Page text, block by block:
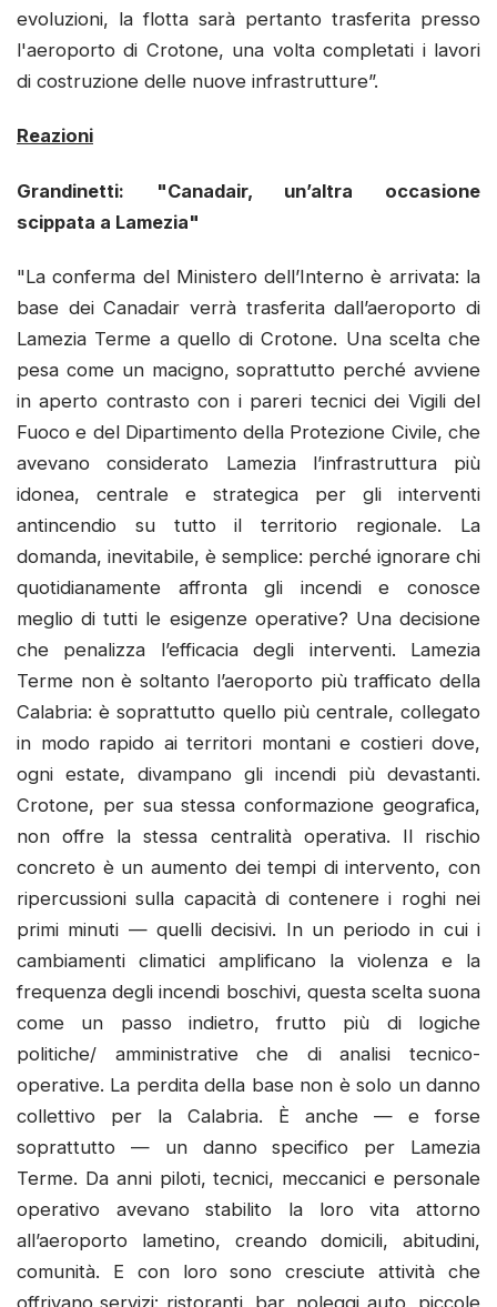
evoluzioni, la flotta sarà pertanto trasferita presso
l'aeroporto di Crotone, una volta completati i lavori
di costruzione delle nuove infrastrutture”.
Reazioni
Grandinetti: "Canadair, un’altra occasione
scippata a Lamezia"
"La conferma del Ministero dell’Interno è arrivata: la
base dei Canadair verrà trasferita dall’aeroporto di
Lamezia Terme a quello di Crotone. Una scelta che
pesa come un macigno, soprattutto perché avviene
in aperto contrasto con i pareri tecnici dei Vigili del
Fuoco e del Dipartimento della Protezione Civile, che
avevano considerato Lamezia l’infrastruttura più
idonea, centrale e strategica per gli interventi
antincendio su tutto il territorio regionale. La
domanda, inevitabile, è semplice: perché ignorare chi
quotidianamente affronta gli incendi e conosce
meglio di tutti le esigenze operative? Una decisione
che penalizza l’efficacia degli interventi. Lamezia
Terme non è soltanto l’aeroporto più trafficato della
Calabria: è soprattutto quello più centrale, collegato
in modo rapido ai territori montani e costieri dove,
ogni estate, divampano gli incendi più devastanti.
Crotone, per sua stessa conformazione geografica,
non offre la stessa centralità operativa. Il rischio
concreto è un aumento dei tempi di intervento, con
ripercussioni sulla capacità di contenere i roghi nei
primi minuti — quelli decisivi. In un periodo in cui i
cambiamenti climatici amplificano la violenza e la
frequenza degli incendi boschivi, questa scelta suona
come un passo indietro, frutto più di logiche
politiche/ amministrative che di analisi tecnico-
operative. La perdita della base non è solo un danno
collettivo per la Calabria. È anche — e forse
soprattutto — un danno specifico per Lamezia
Terme. Da anni piloti, tecnici, meccanici e personale
operativo avevano stabilito la loro vita attorno
all’aeroporto lametino, creando domicili, abitudini,
comunità. E con loro sono cresciute attività che